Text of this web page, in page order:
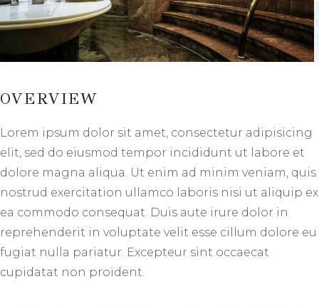
OVERVIEW
Lorem ipsum dolor sit amet, consectetur adipisicing
elit, sed do eiusmod tempor incididunt ut labore et
dolore magna aliqua. Ut enim ad minim veniam, quis
nostrud exercitation ullamco laboris nisi ut aliquip ex
ea commodo consequat. Duis aute irure dolor in
reprehenderit in voluptate velit esse cillum dolore eu
fugiat nulla pariatur. Excepteur sint occaecat
cupidatat non proident.